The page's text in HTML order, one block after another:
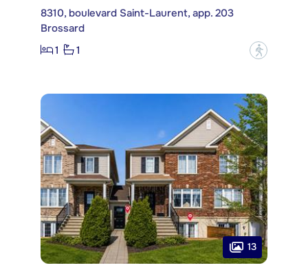
8310, boulevard Saint-Laurent, app. 203
Brossard
1
1 ?
13